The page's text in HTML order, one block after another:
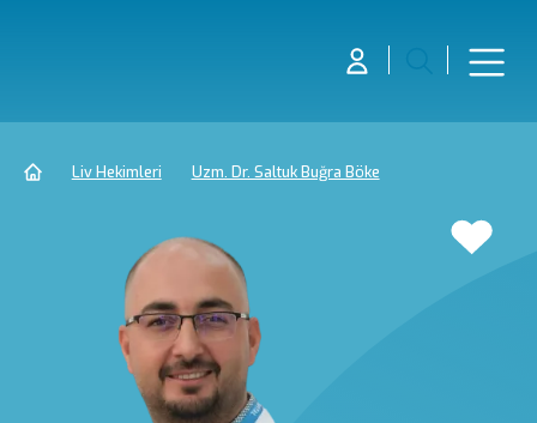
Liv Hekimleri Uzm. Dr. Saltuk Buğra Böke